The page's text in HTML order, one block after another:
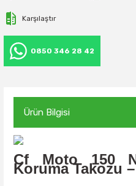
Karşılaştır
0850 346 28 42
Ürün Bilgisi
Cf Moto 150
Koruma Takozu